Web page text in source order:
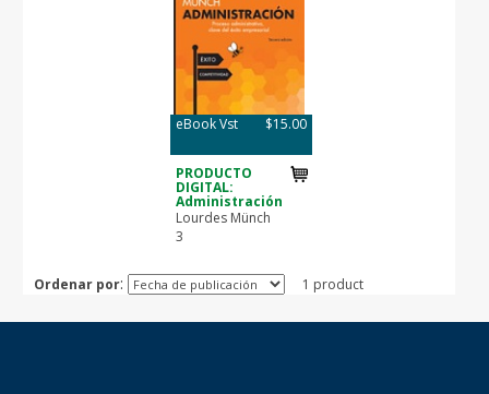
eBook Vst $15.00
PRODUCTO
DIGITAL:
Administración
Lourdes Münch
3
Ordenar por: 1 product